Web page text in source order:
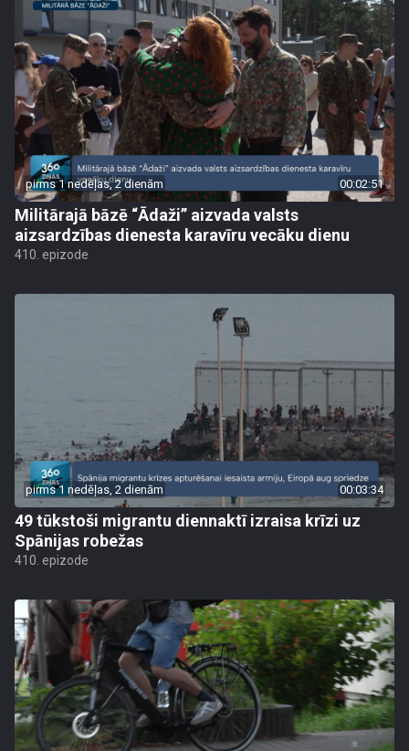
pirms 1 nedēļas, 2 dienām 00:02:51
Militārajā bāzē “Ādaži” aizvada valsts
aizsardzības dienesta karavīru vecāku dienu
410. epizode
pirms 1 nedēļas, 2 dienām 00:03:34
49 tūkstoši migrantu diennaktī izraisa krīzi uz
Spānijas robežas
410. epizode